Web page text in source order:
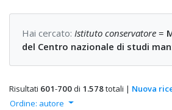
Hai cercato: Istituto conservatore =
del Centro nazionale di studi
Risultati 601-700di 1.578totali | Nuova
Ordine: autore